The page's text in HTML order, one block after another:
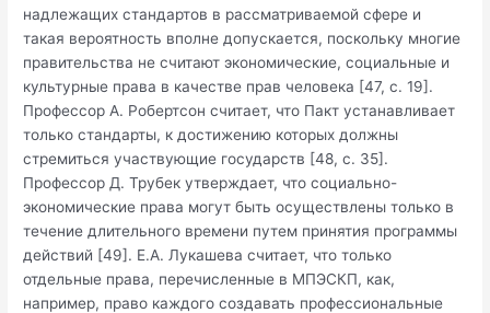
надлежащих стандартов в рассматриваемой сфере и
такая вероятность вполне допускается, поскольку многие
правительства не считают экономические, социальные и
культурные права в качестве прав человека [47, с. 19].
Профессор А. Робертсон считает, что Пакт устанавливает
только стандарты, к достижению которых должны
стремиться участвующие государств [48, с. 35].
Профессор Д. Трубек утверждает, что социально-
экономические права могут быть осуществлены только в
течение длительного времени путем принятия программы
действий [49]. Е.А. Лукашева считает, что только
отдельные права, перечисленные в МПЭСКП, как,
например, право каждого создавать профессиональные